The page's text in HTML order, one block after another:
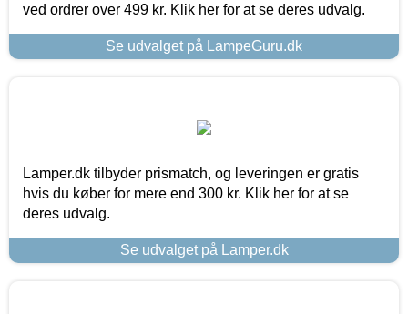
ved ordrer over 499 kr. Klik her for at se deres udvalg.
Se udvalget på LampeGuru.dk
Lamper.dk tilbyder prismatch, og leveringen er gratis
hvis du køber for mere end 300 kr. Klik her for at se
deres udvalg.
Se udvalget på Lamper.dk